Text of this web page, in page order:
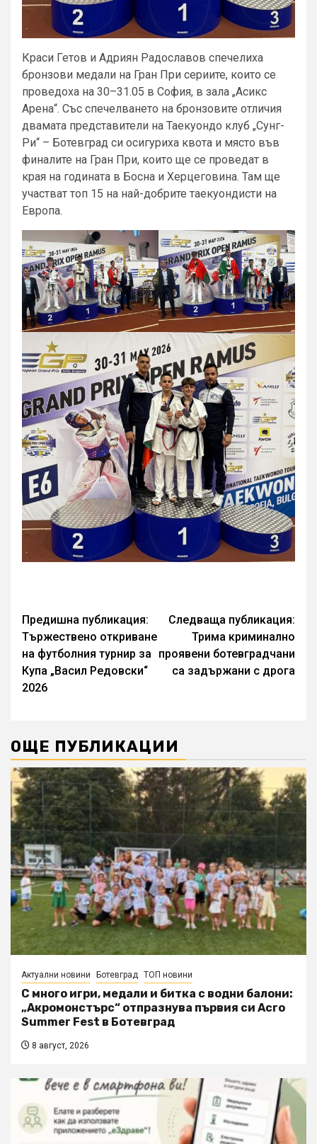
Краси Гетов и Адриян Радославов спечелиха
бронзови медали на Гран При сериите, които се
проведоха на 30–31.05 в София, в зала „Асикс
Арена“. Със спечелването на бронзовите отличия
двамата представители на Таекуондо клуб „Сунг-
Ри“ – Ботевград си осигуриха квота и място във
финалите на Гран При, които ще се проведат в
края на годината в Босна и Херцеговина. Там ще
участват топ 15 на най-добрите таекуондисти на
Европа.
Continue
Reading
Предишна публикация:
Тържествено откриване
на футболния турнир за
Купа „Васил Редовски“
2026
Следваща публикация:
Трима криминално
проявени ботевградчани
са задържани с дрога
ОЩЕ ПУБЛИКАЦИИ
Актуални новини Ботевград ТОП новини
С много игри, медали и битка с водни балони:
„Акромонстърс“ отпразнува първия си Acro
Summer Fest в Ботевград
8 август, 2026